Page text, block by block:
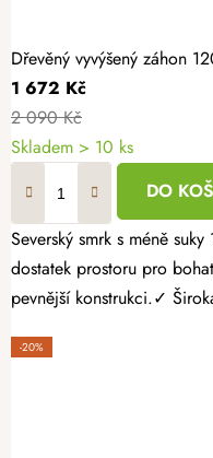
Dřevěný vyvýšený záhon
1 672 Kč
2 090 Kč
Skladem > 10 ks
DO
Severský smrk s méně suky 100% přírodní materiál Čtyřstranně hoblovaný masiv Pěstujte vlastní zeleninu, bylinky nebo jahody jednoduše a s radostí. Dřevěný vyvýšený záhon 120 × 60 × 60 cm nabízí
dostatek prostoru pro
pevnější konstrukci.✓
-20%